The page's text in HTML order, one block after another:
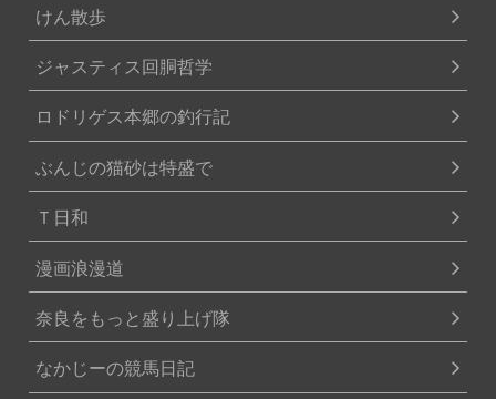
けん散歩
ジャスティス回胴哲学
ロドリゲス本郷の釣行記
ぶんじの猫砂は特盛で
Ｔ日和
漫画浪漫道
奈良をもっと盛り上げ隊
なかじーの競馬日記